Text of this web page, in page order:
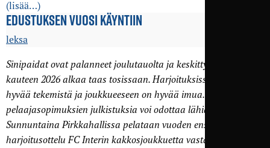
(lisää…)
EDUSTUKSEN VUOSI KÄYNTIIN
leksa
Sinipaidat ovat palanneet joulutauolta ja keskittyminen
kauteen 2026 alkaa taas tosissaan. Harjoituksissa on nähty jo
hyvää tekemistä ja joukkueeseen on hyvää imua. Uusia
pelaajasopimuksien julkistuksia voi odottaa lähiaikoina.
Sunnuntaina Pirkkahallissa pelataan vuoden ensimmäinen
harjoitusottelu FC Interin kakkosjoukkuetta vastaan, ja siitä